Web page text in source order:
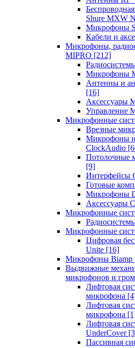
Shure MXW
Микрофоны
Кабели и
Микрофоны,
MIPRO [212]
Микрофоны
Антенны и
[16]
Аксессуары
Управление
Микрофонные
Врезные
Микрофоны
ClockAudio
Потолочные
[9]
Интерфейсы
Готовые
Микрофоны
Аксессуары
Микрофонные
Микрофонные
Цифровая
Unite [16]
Микрофоны Biamp
Выдвижные
микрофонов и
Лифтовая
микрофона
Лифтовая
микрофона
Лифтовая
UnderCover
Пассивная